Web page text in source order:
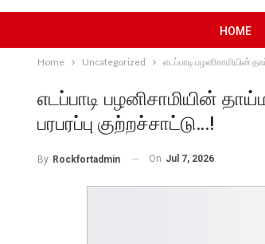
HOME
Home Uncategorized எடப்பாடி பழனிசாமியின்
எடப்பாடி பழனிசாமியின்
பரபரப்பு குற்றச்சாட்டு…!
By Rockfortadmin On Jul 7, 2026